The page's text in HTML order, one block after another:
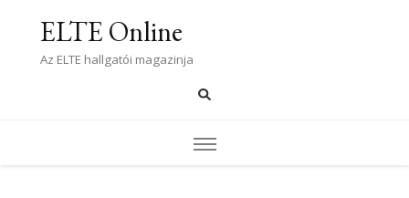
ELTE Online
Az ELTE hallgatói magazinja